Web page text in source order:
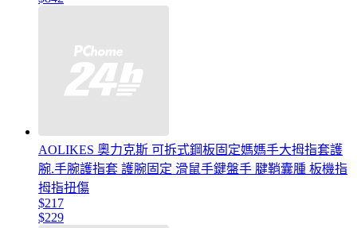
AOLIKES 奧力克斯 可拆式鋼板固定媽媽手大拇指套護
腕.手腕護指套 護腕固定 滑鼠手鍵盤手 腱鞘囊腫 板機指
拇指扭傷
$217
$229